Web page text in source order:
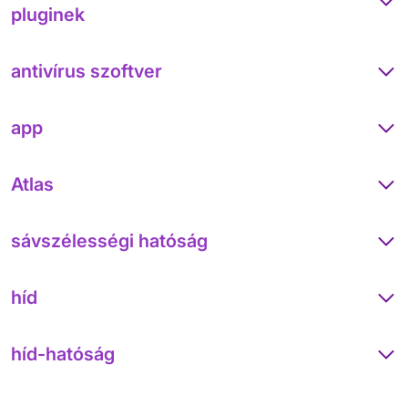
pluginek
antivírus szoftver
app
Atlas
sávszélességi hatóság
híd
híd-hatóság